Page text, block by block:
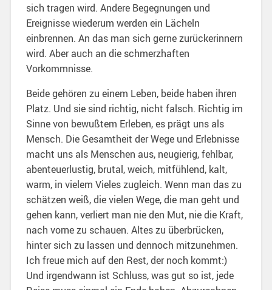
sich tragen wird. Andere Begegnungen und
Ereignisse wiederum werden ein Lächeln
einbrennen. An das man sich gerne zurückerinnern
wird. Aber auch an die schmerzhaften
Vorkommnisse.
Beide gehören zu einem Leben, beide haben ihren
Platz. Und sie sind richtig, nicht falsch. Richtig im
Sinne von bewußtem Erleben, es prägt uns als
Mensch. Die Gesamtheit der Wege und Erlebnisse
macht uns als Menschen aus, neugierig, fehlbar,
abenteuerlustig, brutal, weich, mitfühlend, kalt,
warm, in vielem Vieles zugleich. Wenn man das zu
schätzen weiß, die vielen Wege, die man geht und
gehen kann, verliert man nie den Mut, nie die Kraft,
nach vorne zu schauen. Altes zu überbrücken,
hinter sich zu lassen und dennoch mitzunehmen.
Ich freue mich auf den Rest, der noch kommt:)
Und irgendwann ist Schluss, was gut so ist, jede